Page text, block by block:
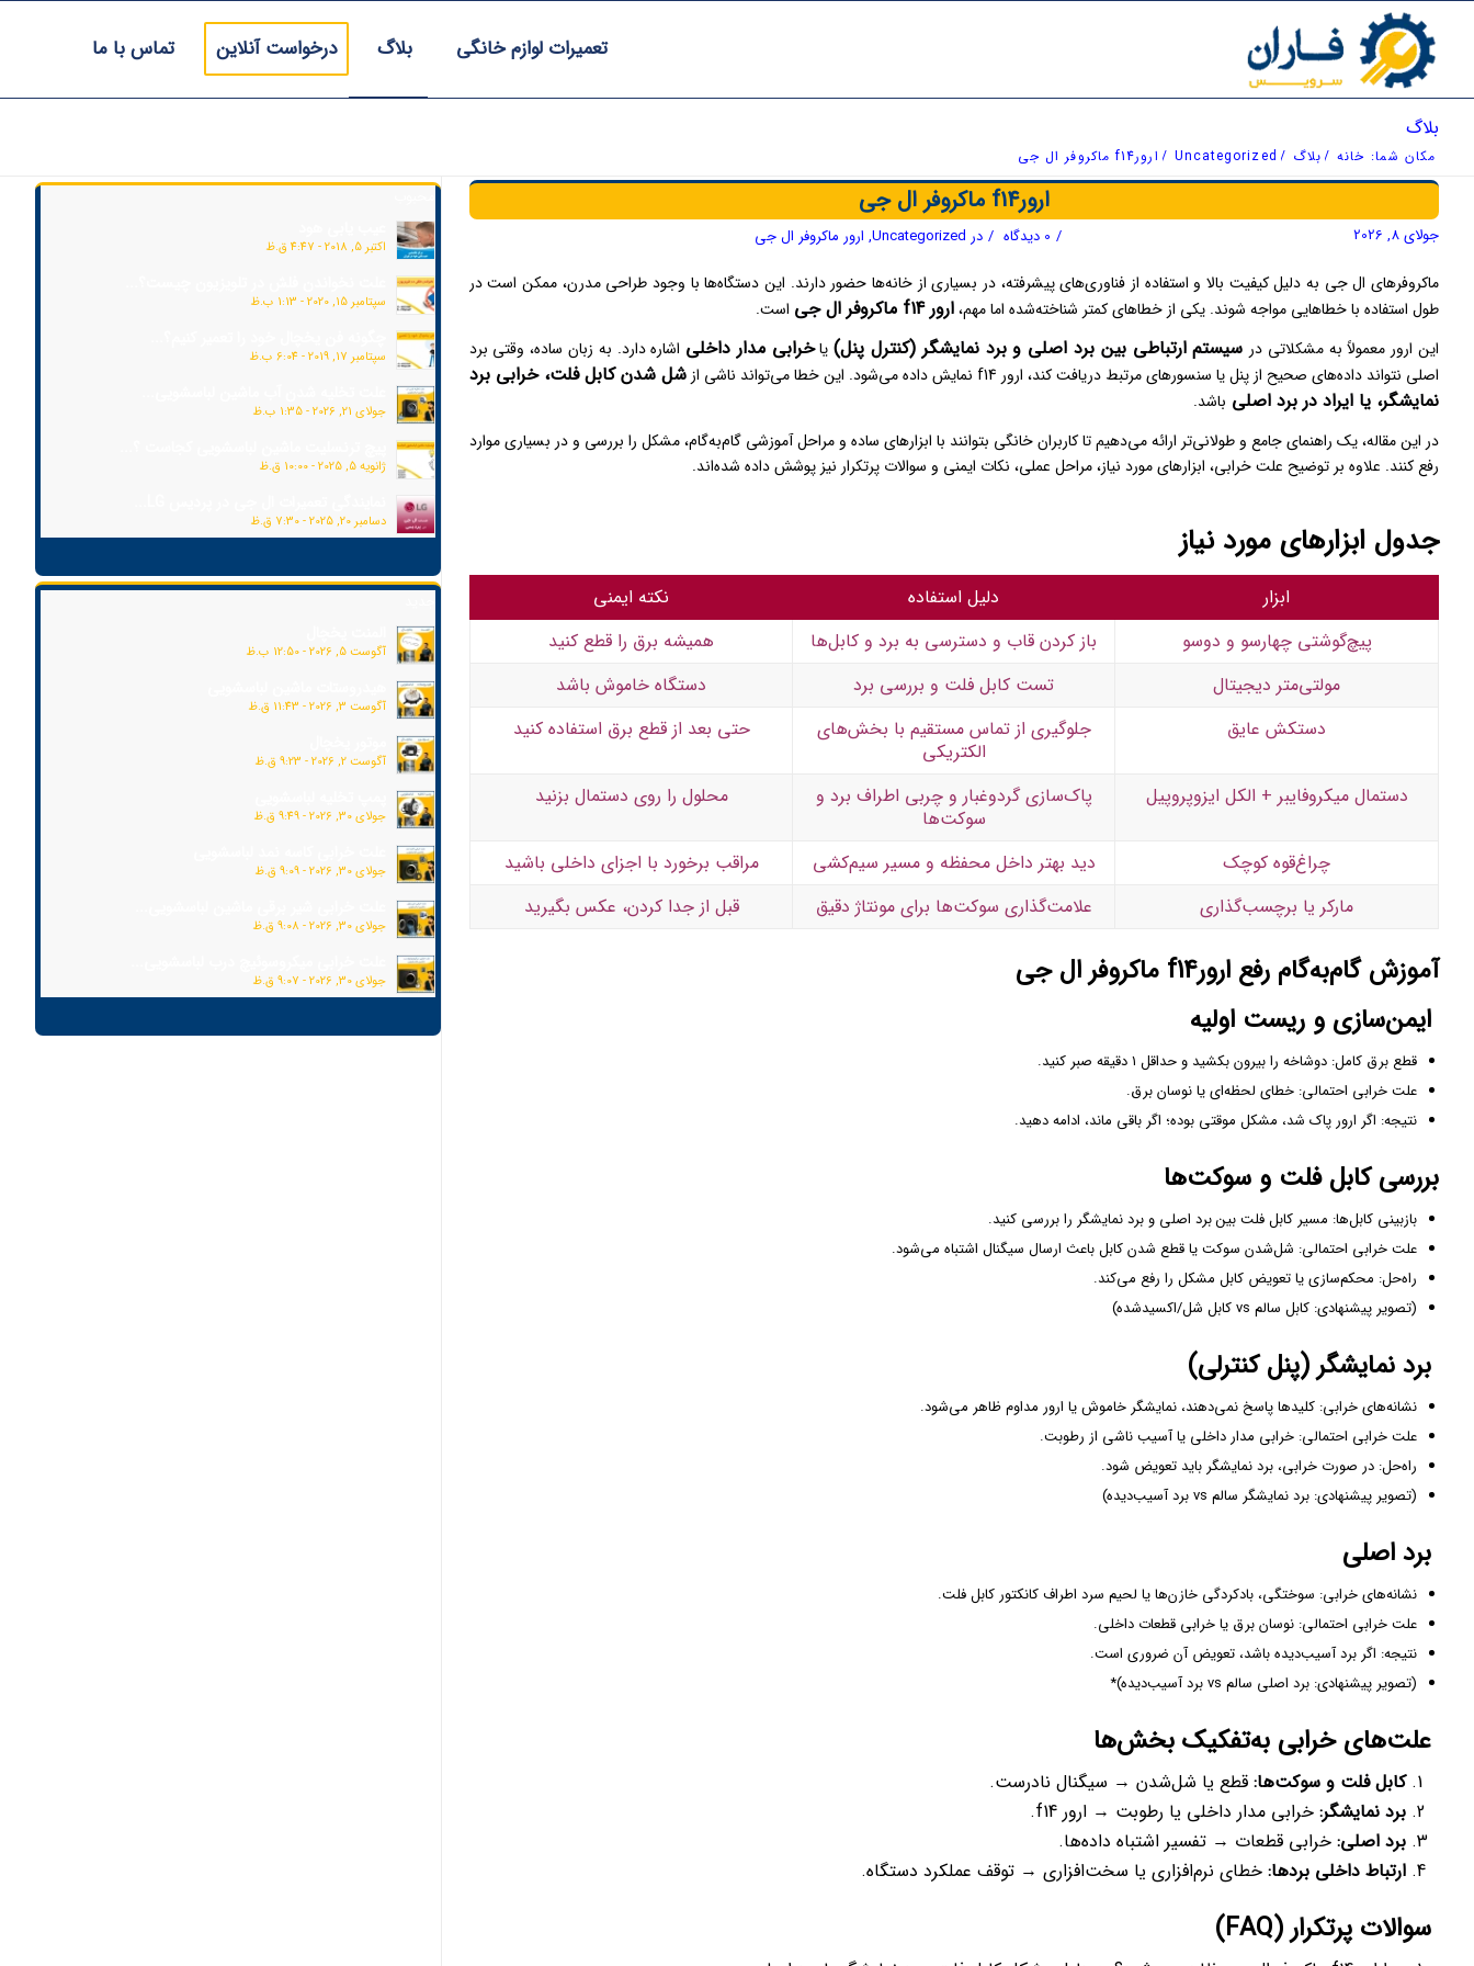
تعمیرات لوازم خانگی بلاگ درخواست آنلاین تماس با ما
بلاگ
مکان شما: خانه / بلاگ /
Uncategorized
/ ارورf14 ماکروفر ال جی
ارورf14 ماکروفر ال جی
جولای 8, 2026 / 0 دیدگاه / در Uncategorized
, ارور ماکروفر ال جی
ماکروفرهای ال جی به دلیل کیفیت بالا و استفاده از فناوری‌های پیشرفته، در بسیاری از خانه‌ها حضور دارند. این دستگاه‌ها با وجود طراحی مدرن، ممکن است در
طول استفاده با خطاهایی مواجه شوند. یکی از خطاهای کمتر شناخته‌شده اما مهم،ارور f14 ماکروفر ال جی
است.
این ارور معمولاً به مشکلاتی درسیستم ارتباطی بین برد اصلی و برد نمایشگر (کنترل پنل)یاخرابی مدار داخلی اشاره دارد. به زبان ساده، وقتی برد
اصلی نتواند داده‌های صحیح از پنل یا سنسورهای مرتبط دریافت کند، ارور f14 نمایش داده می‌شود. این خطا می‌تواند ناشی از
شل شدن کابل فلت، خرابی برد
نمایشگر، یا ایراد در برد اصلی باشد.
در این مقاله، یک راهنمای جامع و طولانی‌تر ارائه می‌دهیم تا کاربران خانگی بتوانند با ابزارهای ساده و مراحل آموزشی گام‌به‌گام، مشکل را بررسی و در بسیاری موارد
رفع کنند. علاوه بر توضیح علت خرابی، ابزارهای مورد نیاز، مراحل عملی، نکات ایمنی و سوالات پرتکرار نیز پوشش داده شده‌اند.
جدول ابزارهای مورد نیاز
ابزار دلیل استفاده
نکته ایمنی
پیچ‌گوشتی چهارسو و دوسو
باز کردن قاب و دسترسی به برد و کابل‌ها
همیشه برق را قطع کنید
مولتی‌متر دیجیتال
تست کابل فلت و بررسی برد
دستگاه خاموش باشد
دستکش عایق
جلوگیری از تماس مستقیم با بخش‌های
الکتریکی
حتی بعد از قطع برق استفاده کنید
دستمال میکروفایبر + الکل ایزوپروپیل
پاک‌سازی گردوغبار و چربی اطراف برد و
سوکت‌ها
محلول را روی دستمال بزنید
چراغ‌قوه کوچک دید بهتر داخل محفظه و مسیر سیم‌کشی
مراقب برخورد با اجزای داخلی باشید
مارکر یا برچسب‌گذاری
علامت‌گذاری سوکت‌ها برای مونتاژ دقیق قبل از جدا کردن، عکس بگیرید
آموزش گام‌به‌گام رفع ارورf14 ماکروفر ال جی
ایمن‌سازی و ریست اولیه
قطع برق کامل: دوشاخه را بیرون بکشید و حداقل ۱ دقیقه صبر کنید.
علت خرابی احتمالی: خطای لحظه‌ای یا نوسان برق.
نتیجه: اگر ارور پاک شد، مشکل موقتی بوده؛ اگر باقی ماند، ادامه دهید.
بررسی کابل فلت و سوکت‌ها
بازبینی کابل‌ها: مسیر کابل فلت بین برد اصلی و برد نمایشگر را بررسی کنید.
علت خرابی احتمالی: شل‌شدن سوکت یا قطع شدن کابل باعث ارسال سیگنال اشتباه می‌شود.
راه‌حل: محکم‌سازی یا تعویض کابل مشکل را رفع می‌کند.
(تصویر پیشنهادی: کابل سالم vs کابل شل/اکسیدشده)
برد نمایشگر (پنل کنترلی)
نشانه‌های خرابی: کلیدها پاسخ نمی‌دهند، نمایشگر خاموش یا ارور مداوم ظاهر می‌شود.
علت خرابی احتمالی: خرابی مدار داخلی یا آسیب ناشی از رطوبت.
راه‌حل: در صورت خرابی، برد نمایشگر باید تعویض شود.
(تصویر پیشنهادی: برد نمایشگر سالم vs برد آسیب‌دیده)
برد اصلی
نشانه‌های خرابی: سوختگی، بادکردگی خازن‌ها یا لحیم سرد اطراف کانکتور کابل فلت.
علت خرابی احتمالی: نوسان برق یا خرابی قطعات داخلی.
نتیجه: اگر برد آسیب‌دیده باشد، تعویض آن ضروری است.
(تصویر پیشنهادی: برد اصلی سالم vs برد آسیب‌دیده)*
علت‌های خرابی به‌تفکیک بخش‌ها
کابل فلت و سوکت‌ها: قطع یا شل‌شدن → سیگنال نادرست.
برد نمایشگر: خرابی مدار داخلی یا رطوبت → ارور f14.
برد اصلی: خرابی قطعات → تفسیر اشتباه داده‌ها.
ارتباط داخلی بردها: خطای نرم‌افزاری یا سخت‌افزاری → توقف عملکرد دستگاه.
سوالات پرتکرار (FAQ)
اکتبر 5, 2018 - 4:47 ق.ظ
سپتامبر 15, 2020 - 1:13 ب.ظ
سپتامبر 17, 2019 - 6:04 ب.ظ
جولای 21, 2026 - 1:35 ب.ظ
ژانویه 5, 2025 - 10:00 ق.ظ
دسامبر 20, 2025 - 7:30 ق.ظ
آگوست 5, 2026 - 12:50 ب.ظ
آگوست 3, 2026 - 11:43 ق.ظ
آگوست 2, 2026 - 9:23 ق.ظ
جولای 30, 2026 - 9:49 ق.ظ
جولای 30, 2026 - 9:09 ق.ظ
جولای 30, 2026 - 9:08 ق.ظ
جولای 30, 2026 - 9:07 ق.ظ